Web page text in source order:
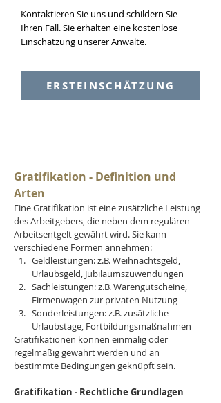
Kontaktieren Sie uns und schildern Sie
Ihren Fall. Sie erhalten eine kostenlose
Einschätzung unserer Anwälte.
ERSTEINSCHÄTZUNG
Gratifikation - Definition und
Arten
Eine Gratifikation ist eine zusätzliche Leistung
des Arbeitgebers, die neben dem regulären
Arbeitsentgelt gewährt wird. Sie kann
verschiedene Formen annehmen:
Geldleistungen: z.B. Weihnachtsgeld,
Urlaubsgeld, Jubiläumszuwendungen
Sachleistungen: z.B. Warengutscheine,
Firmenwagen zur privaten Nutzung
Sonderleistungen: z.B. zusätzliche
Urlaubstage, Fortbildungsmaßnahmen
Gratifikationen können einmalig oder
regelmäßig gewährt werden und an
bestimmte Bedingungen geknüpft sein.
Gratifikation - Rechtliche Grundlagen